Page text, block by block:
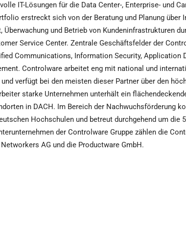
IT-Lösungen für die Data Center-, Enterprise- und
erstreckt sich von der Beratung und Planung über
Überwachung und Betrieb von Kundeninfrastrukturen
Service Center. Zentrale Geschäftsfelder der
Communications, Information Security, Application
Controlware arbeitet eng mit national und
verfügt bei den meisten dieser Partner über den
starke Unternehmen unterhält ein
in DACH. Im Bereich der Nachwuchsförderung
Hochschulen und betreut durchgehend um die
der Controlware Gruppe zählen die
AG und die Productware GmbH.